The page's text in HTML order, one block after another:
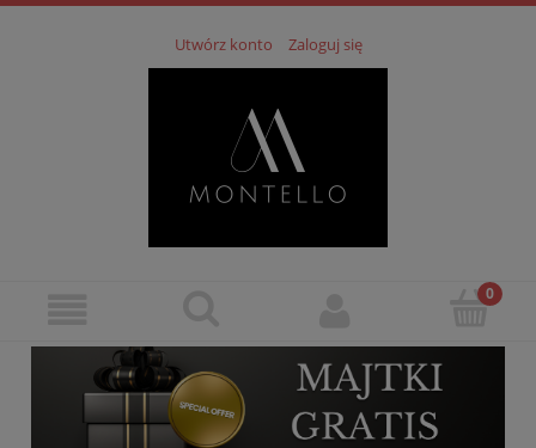
Utwórz konto Zaloguj się